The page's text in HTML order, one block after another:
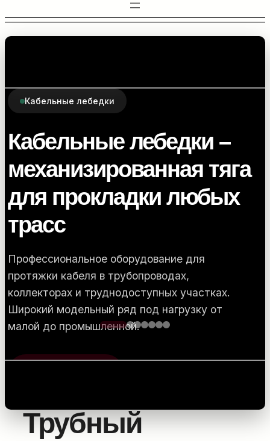
оптоволоконного кабеля
Трубный